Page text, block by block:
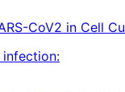
CoV2 in Cell
infection: